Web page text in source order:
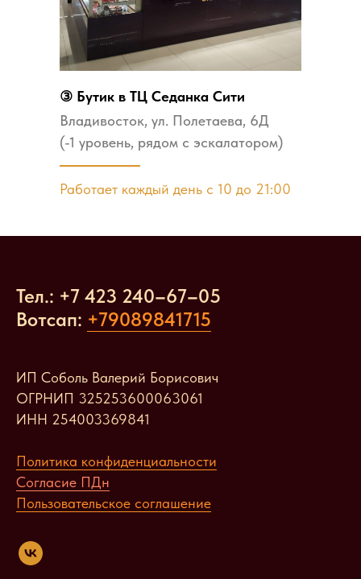
③ Бутик в ТЦ Седанка Сити
Владивосток, ул. Полетаева, 6Д
(-1 уровень, рядом с эскалатором)
Работает каждый день с 10 до 21:00
Тел.: +7 423 240–67–05
Вотсап: +79089841715
ИП Соболь Валерий Борисович
ОГРНИП 325253600063061
ИНН 254003369841
Политика конфиденциальности
Согласие ПДн
Пользовательское соглашение